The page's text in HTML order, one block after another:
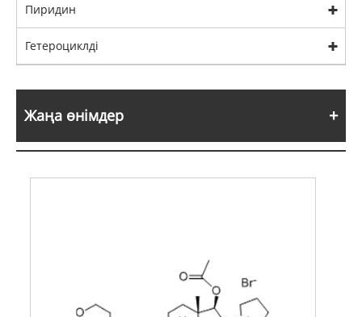
Пиридин
Гетероциклді
Жаңа өнімдер